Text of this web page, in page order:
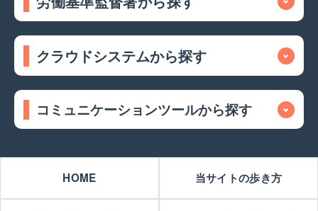
クラウドシステムから探す
コミュニケーションツールから探す
HOME 当サイトの歩き方